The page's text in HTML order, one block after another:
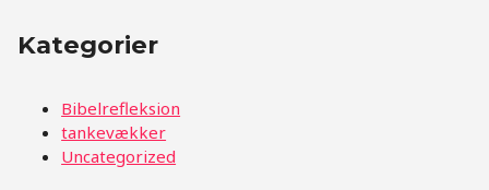
Kategorier
Bibelrefleksion
tankevækker
Uncategorized